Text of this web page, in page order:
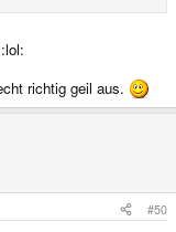
makeovers we wish
richtig geil aus.
#50